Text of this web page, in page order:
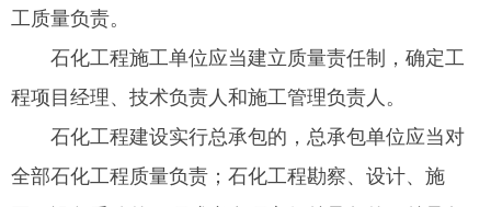
工质量负责。
石化工程施工单位应当建立质量责任制，确定工
程项目经理、技术负责人和施工管理负责人。
石化工程建设实行总承包的，总承包单位应当对
全部石化工程质量负责；石化工程勘察、设计、施